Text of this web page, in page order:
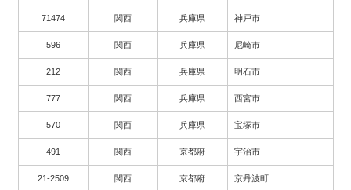
71474 関西 兵庫県 神戸市
596 関西 兵庫県 尼崎市
212 関西 兵庫県 明石市
777 関西 兵庫県 西宮市
570 関西 兵庫県 宝塚市
491 関西 京都府 宇治市
21-2509 関西 京都府 京丹波町